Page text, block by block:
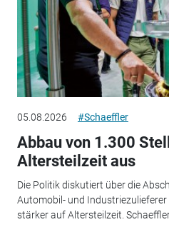
05.08.2026 #Schaeffler
Abbau von 1.300
Altersteilzeit aus
Die Politik diskutiert über die
Automobil- und
stärker auf Altersteilzeit. Schaeffler